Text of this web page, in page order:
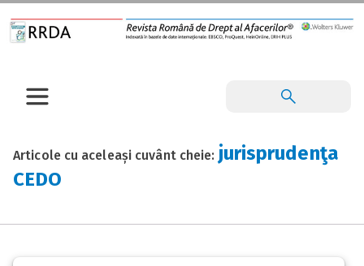
Articole cu aceleași cuvânt cheie: jurisprudenţa
CEDO